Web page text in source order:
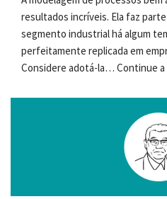
resultados incríveis. Ela faz
segmento industrial há algum
perfeitamente replicada em
Considere adotá-la… Continue a